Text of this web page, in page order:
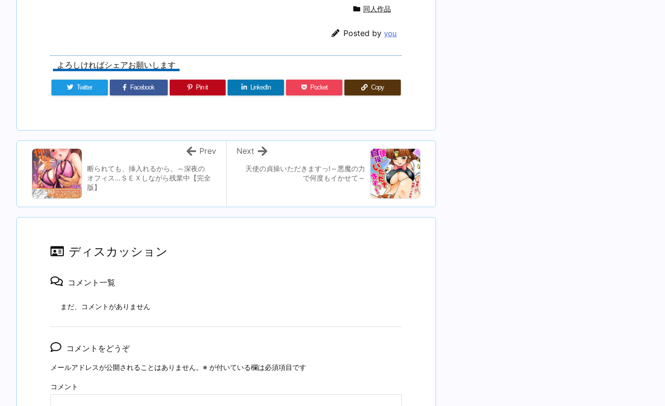
同人作品
Posted by you
よろしければシェアお願いします
Twitter Facebook Pin it LinkedIn Pocket Copy
天使の貞操いただきますっ!～悪魔の力
で何度もイかせて～
Next
断られても、挿入れるから。～深夜の
オフィス…ＳＥＸしながら残業中【完全
版】
Prev
ディスカッション
コメント一覧
まだ、コメントがありません
コメントをどうぞ
メールアドレスが公開されることはありません。 ※ が付いている欄は必須項目です
コメント